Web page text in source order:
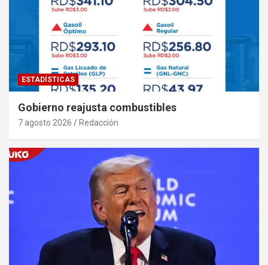
ESTADÍSTICAS
Gobierno reajusta combustibles
7 agosto 2026 Redacción